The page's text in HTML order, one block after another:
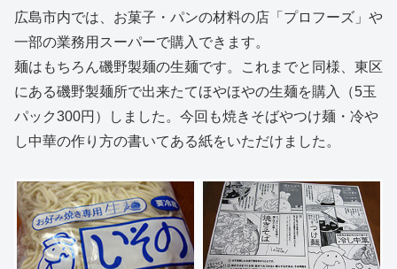
広島市内では、お菓子・パンの材料の店「プロフーズ」や
一部の業務用スーパーで購入できます。
麺はもちろん磯野製麺の生麺です。これまでと同様、東区
にある磯野製麺所で出来たてほやほやの生麺を購入（5玉
パック300円）しました。今回も焼きそばやつけ麺・冷や
し中華の作り方の書いてある紙をいただけました。